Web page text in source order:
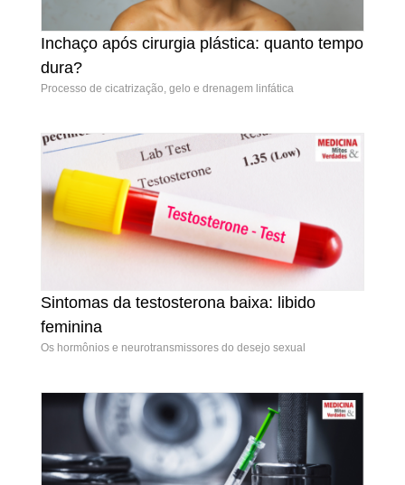
Inchaço após cirurgia plástica: quanto tempo
dura?
Inchaço após cirurgia plástica: quanto tempo
dura?
Processo de cicatrização, gelo e drenagem linfática
Sintomas da testosterona baixa: libido feminina
Sintomas da testosterona baixa: libido
feminina
Os hormônios e neurotransmissores do desejo sexual